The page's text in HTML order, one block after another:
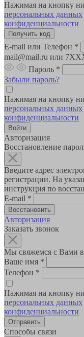
Нажимая на кнопку
персональных данных
конфиденциальности
E-mail или Телефон *
mail@mail.ru или
Пароль *
Забыли пароль?
Нажимая на кнопку
персональных данных
конфиденциальности
Авторизация
Восстановление
Введите адрес
регистрации. На
инструкция по
E-mail *
Авторизация
Заказать звонок
Мы свяжемся с Вами
Ваше имя *
Телефон *
Нажимая на кнопку
персональных данных
конфиденциальности
Способы связи